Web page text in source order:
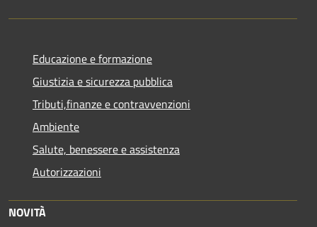
Educazione e formazione
Giustizia e sicurezza pubblica
Tributi,finanze e contravvenzioni
Ambiente
Salute, benessere e assistenza
Autorizzazioni
NOVITÀ